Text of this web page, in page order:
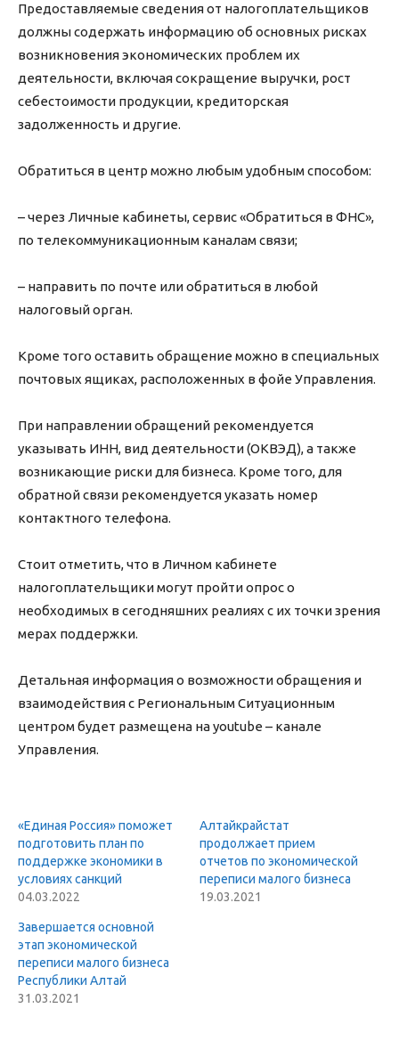
Предоставляемые сведения от налогоплательщиков
должны содержать информацию об основных рисках
возникновения экономических проблем их
деятельности, включая сокращение выручки, рост
себестоимости продукции, кредиторская
задолженность и другие.
Обратиться в центр можно любым удобным способом:
– через Личные кабинеты, сервис «Обратиться в ФНС»,
по телекоммуникационным каналам связи;
– направить по почте или обратиться в любой
налоговый орган.
Кроме того оставить обращение можно в специальных
почтовых ящиках, расположенных в фойе Управления.
При направлении обращений рекомендуется
указывать ИНН, вид деятельности (ОКВЭД), а также
возникающие риски для бизнеса. Кроме того, для
обратной связи рекомендуется указать номер
контактного телефона.
Стоит отметить, что в Личном кабинете
налогоплательщики могут пройти опрос о
необходимых в сегодняшних реалиях с их точки зрения
мерах поддержки.
Детальная информация о возможности обращения и
взаимодействия с Региональным Ситуационным
центром будет размещена на youtube – канале
Управления.
«Единая Россия» поможет
подготовить план по
поддержке экономики в
условиях санкций
04.03.2022
Алтайкрайстат
продолжает прием
отчетов по экономической
переписи малого бизнеса
19.03.2021
Завершается основной
этап экономической
переписи малого бизнеса
Республики Алтай
31.03.2021